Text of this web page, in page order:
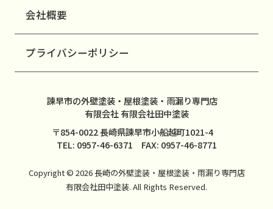
会社概要
プライバシーポリシー
諫早市の外壁塗装・屋根塗装・雨漏り専門店
有限会社 有限会社田中塗装
〒854-0022 長崎県諫早市小船越町1021-4
TEL: 0957-46-6371 FAX: 0957-46-8771
Copyright © 2026 長崎の外壁塗装・屋根塗装・雨漏り専門店
有限会社田中塗装. All Rights Reserved.